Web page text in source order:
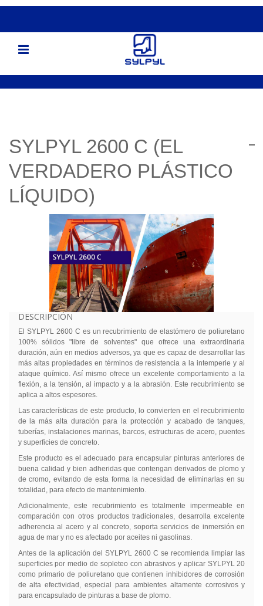
SYLPYL 2600 C (EL
VERDADERO PLÁSTICO
LÍQUIDO)
DESCRIPCIÓN
El SYLPYL 2600 C es un recubrimiento de elastómero de poliuretano
100% sólidos "libre de solventes" que ofrece una extraordinaria
duración, aún en medios adversos, ya que es capaz de desarrollar las
más altas propiedades en términos de resistencia a la intemperie y al
ataque químico. Así mismo ofrece un excelente comportamiento a la
flexión, a la tensión, al impacto y a la abrasión. Este recubrimiento se
aplica a altos espesores.
Las características de este producto, lo convierten en el recubrimiento
de la más alta duración para la protección y acabado de tanques,
tuberías, instalaciones marinas, barcos, estructuras de acero, puentes
y superficies de concreto.
Este producto es el adecuado para encapsular pinturas anteriores de
buena calidad y bien adheridas que contengan derivados de plomo y
de cromo, evitando de esta forma la necesidad de eliminarlas en su
totalidad, para efecto de mantenimiento.
Adicionalmente, este recubrimiento es totalmente impermeable en
comparación con otros productos tradicionales, desarrolla excelente
adherencia al acero y al concreto, soporta servicios de inmersión en
agua de mar y no es afectado por aceites ni gasolinas.
Antes de la aplicación del SYLPYL 2600 C se recomienda limpiar las
superficies por medio de sopleteo con abrasivos y aplicar SYLPYL 20
como primario de poliuretano que contienen inhibidores de corrosión
de alta efectividad, especial para ambientes altamente corrosivos y
para encapsulado de pinturas a base de plomo.